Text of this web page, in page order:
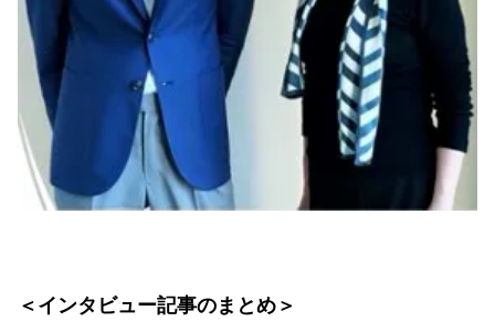
＜インタビュー記事のまとめ＞